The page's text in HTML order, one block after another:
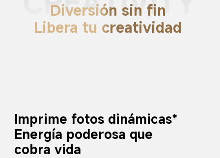
Diversión sin fin
Libera tu creatividad
Imprime fotos dinámicas*
Energía poderosa que
cobra vida